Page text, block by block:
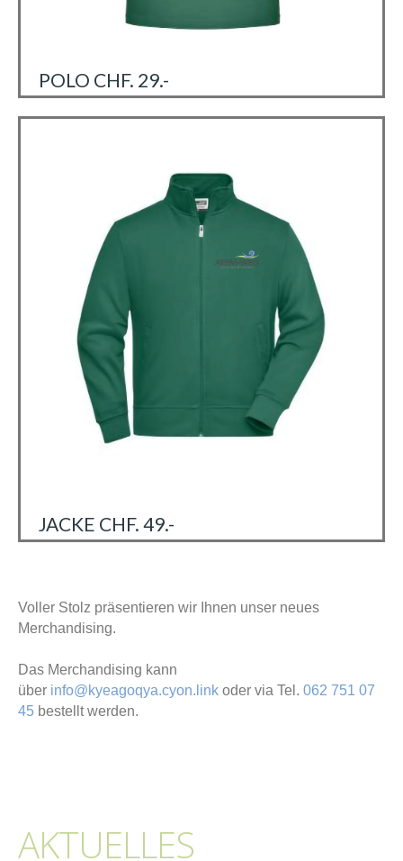
POLO CHF. 29.-
JACKE CHF. 49.-
Voller Stolz präsentieren wir Ihnen unser neues
Merchandising.
Das Merchandising kann
über info@kyeagoqya.cyon.link oder via Tel. 062 751 07
45 bestellt werden.
AKTUELLES